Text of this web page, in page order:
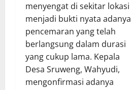
menyengat di sekitar lokasi
menjadi bukti nyata adanya
pencemaran yang telah
berlangsung dalam durasi
yang cukup lama. Kepala
Desa Sruweng, Wahyudi,
mengonfirmasi adanya